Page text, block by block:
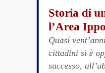
Storia di
l’Area
Quasi
cittadini si è
successo,